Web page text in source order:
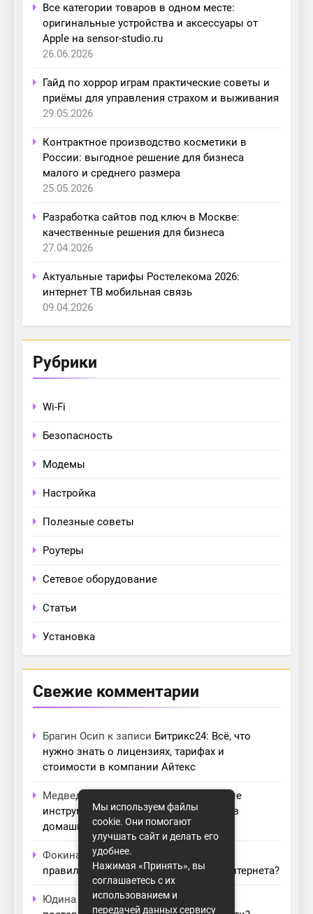
Все категории товаров в одном месте:
оригинальные устройства и аксессуары от
Apple на sensor-studio.ru
26.06.2026
Гайд по хоррор играм практические советы и
приёмы для управления страхом и выживания
29.05.2026
Контрактное производство косметики в
России: выгодное решение для бизнеса
малого и среднего размера
25.05.2026
Разработка сайтов под ключ в Москве:
качественные решения для бизнеса
27.04.2026
Актуальные тарифы Ростелекома 2026:
интернет ТВ мобильная связь
09.04.2026
Рубрики
Wi-Fi
Безопасность
Модемы
Настройка
Полезные советы
Роутеры
Сетевое оборудование
Статьи
Установка
Свежие комментарии
Брагин Осип к записи Битрикс24: Всё, что
нужно знать о лицензиях, тарифах и
стоимости в компании Айтекс
Медведева Амалия
Основные
инструменты для создания серверов в
домашних условиях
Фокина Невак записи
правильный модем для домашнего интернета?
Юдина Ивонак записиПроблемы с
Мы используем файлы
cookie. Они помогают
улучшать сайт и делать его
удобнее.
Нажимая «Принять», вы
соглашаетесь с их
использованием и
передачей данных сервису